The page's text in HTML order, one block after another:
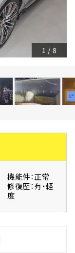
1 / 8
機能件：正常
修復歴：有・軽
度